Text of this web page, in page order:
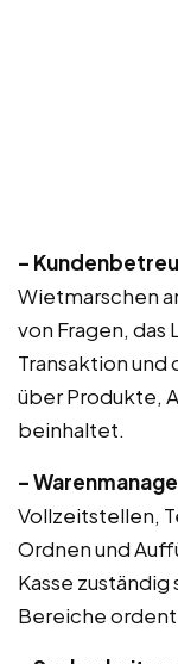
–
Wietmarschen
von Fragen,
Transaktion
über Produkte,
beinhaltet.
–
Vollzeitstellen,
Ordnen und
Kasse
Bereiche